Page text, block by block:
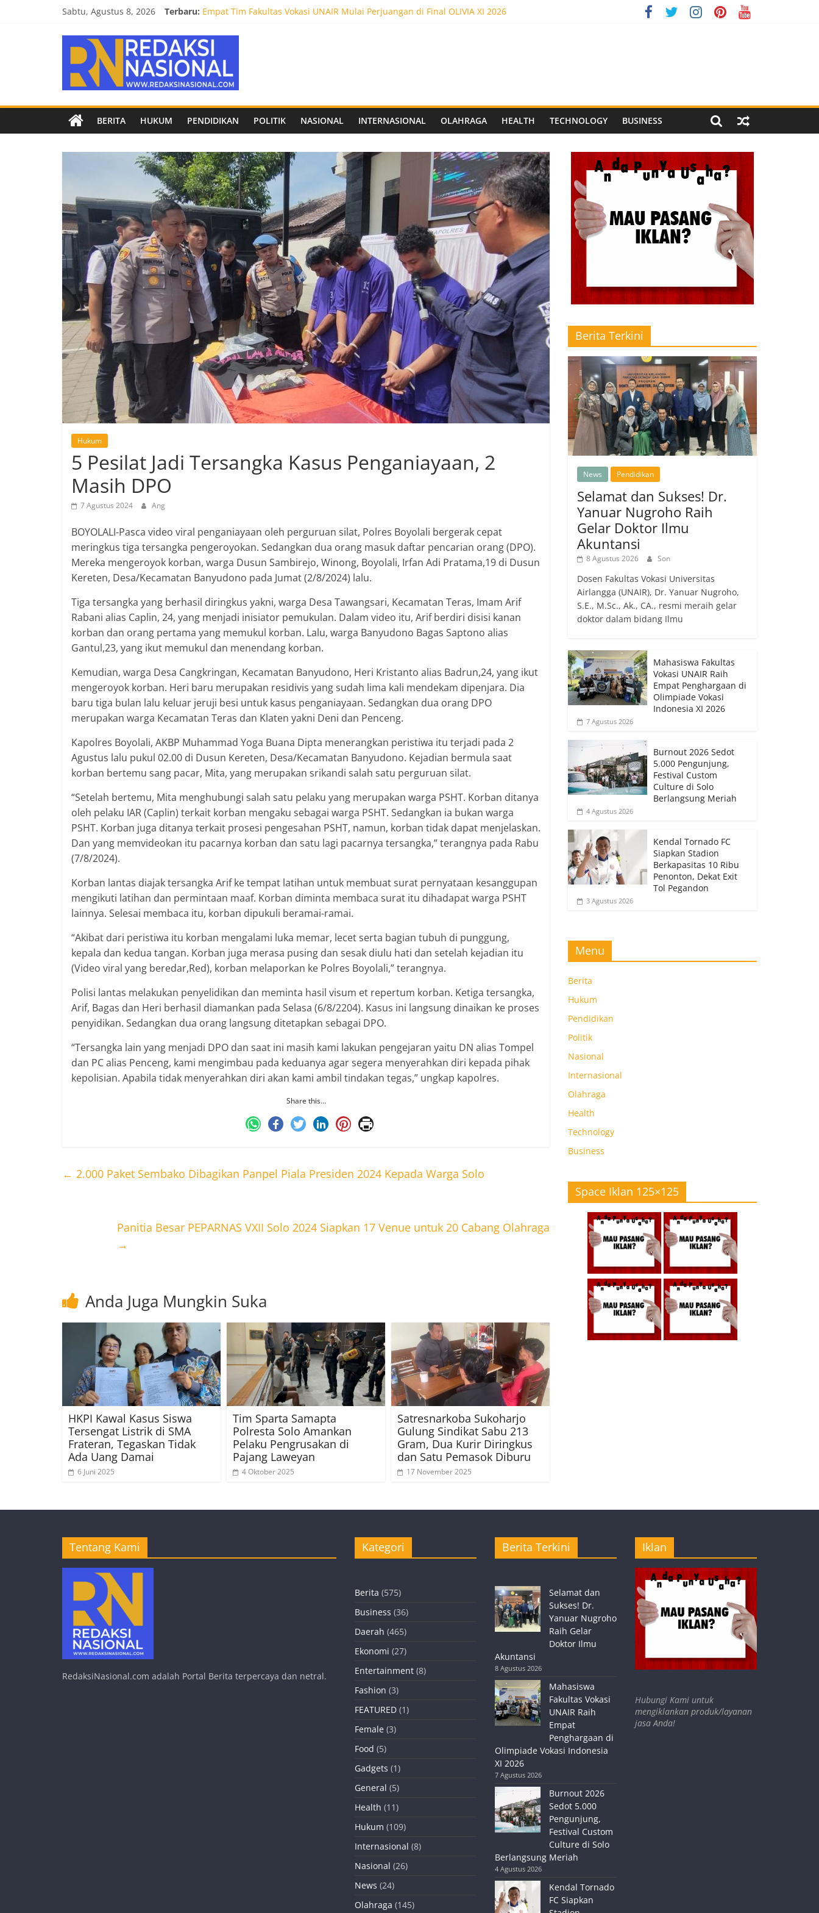
Sabtu, Agustus 8, 2026 Terbaru: Empat Tim Fakultas Vokasi UNAIR Mulai Perjuangan di Final OLIVIA XI 2026
Mahasiswa Fakultas Vokasi UNAIR Raih Empat Penghargaan di Olimpiade Vokasi Indonesia XI 2026
Burnout 2026 Sedot 5.000 Pengunjung, Festival Custom Culture di Solo Berlangsung Meriah
Kendal Tornado FC Siapkan Stadion Berkapasitas 10 Ribu Penonton, Dekat Exit Tol Pegandon
Redaksi
Nasional
Berita
terpercaya
netral
BERITA HUKUM PENDIDIKAN POLITIK NASIONAL INTERNASIONAL OLAHRAGA HEALTH TECHNOLOGY BUSINESS
Hukum
5 Pesilat Jadi Tersangka Kasus Penganiayaan, 2
Masih DPO
7 Agustus 2024 Ang
BOYOLALI-Pasca video viral penganiayaan oleh perguruan silat, Polres Boyolali bergerak cepat
meringkus tiga tersangka pengeroyokan. Sedangkan dua orang masuk daftar pencarian orang (DPO).
Mereka mengeroyok korban, warga Dusun Sambirejo, Winong, Boyolali, Irfan Adi Pratama,19 di Dusun
Kereten, Desa/Kecamatan Banyudono pada Jumat (2/8/2024) lalu.
Tiga tersangka yang berhasil diringkus yakni, warga Desa Tawangsari, Kecamatan Teras, Imam Arif
Rabani alias Caplin, 24, yang menjadi inisiator pemukulan. Dalam video itu, Arif berdiri disisi kanan
korban dan orang pertama yang memukul korban. Lalu, warga Banyudono Bagas Saptono alias
Gantul,23, yang ikut memukul dan menendang korban.
Kemudian, warga Desa Cangkringan, Kecamatan Banyudono, Heri Kristanto alias Badrun,24, yang ikut
mengeroyok korban. Heri baru merupakan residivis yang sudah lima kali mendekam dipenjara. Dia
baru tiga bulan lalu keluar jeruji besi untuk kasus penganiayaan. Sedangkan dua orang DPO
merupakan warga Kecamatan Teras dan Klaten yakni Deni dan Penceng.
Kapolres Boyolali, AKBP Muhammad Yoga Buana Dipta menerangkan peristiwa itu terjadi pada 2
Agustus lalu pukul 02.00 di Dusun Kereten, Desa/Kecamatan Banyudono. Kejadian bermula saat
korban bertemu sang pacar, Mita, yang merupakan srikandi salah satu perguruan silat.
“Setelah bertemu, Mita menghubungi salah satu pelaku yang merupakan warga PSHT. Korban ditanya
oleh pelaku IAR (Caplin) terkait korban mengaku sebagai warga PSHT. Sedangkan ia bukan warga
PSHT. Korban juga ditanya terkait prosesi pengesahan PSHT, namun, korban tidak dapat menjelaskan.
Dan yang memvideokan itu pacarnya korban dan satu lagi pacarnya tersangka,” terangnya pada Rabu
(7/8/2024).
Korban lantas diajak tersangka Arif ke tempat latihan untuk membuat surat pernyataan kesanggupan
mengikuti latihan dan permintaan maaf. Korban diminta membaca surat itu dihadapat warga PSHT
lainnya. Selesai membaca itu, korban dipukuli beramai-ramai.
“Akibat dari peristiwa itu korban mengalami luka memar, lecet serta bagian tubuh di punggung,
kepala dan kedua tangan. Korban juga merasa pusing dan sesak diulu hati dan setelah kejadian itu
(Video viral yang beredar,Red), korban melaporkan ke Polres Boyolali,” terangnya.
Polisi lantas melakukan penyelidikan dan meminta hasil visum et repertum korban. Ketiga tersangka,
Arif, Bagas dan Heri berhasil diamankan pada Selasa (6/8/2204). Kasus ini langsung dinaikan ke proses
penyidikan. Sedangkan dua orang langsung ditetapkan sebagai DPO.
“Tersangka lain yang menjadi DPO dan saat ini masih kami lakukan pengejaran yaitu DN alias Tompel
dan PC alias Penceng, kami mengimbau pada keduanya agar segera menyerahkan diri kepada pihak
kepolisian. Apabila tidak menyerahkan diri akan kami ambil tindakan tegas,” ungkap kapolres.
Share this…
← 2.000 Paket Sembako Dibagikan Panpel Piala Presiden 2024 Kepada Warga Solo
Panitia Besar PEPARNAS VXII Solo 2024 Siapkan 17 Venue untuk 20 Cabang Olahraga
→
Anda Juga Mungkin Suka
HKPI Kawal Kasus Siswa
Tersengat Listrik di SMA
Frateran, Tegaskan Tidak
Ada Uang Damai
6 Juni 2025
Tim Sparta Samapta
Polresta Solo Amankan
Pelaku Pengrusakan di
Pajang Laweyan
4 Oktober 2025
Satresnarkoba Sukoharjo
Gulung Sindikat Sabu 213
Gram, Dua Kurir Diringkus
dan Satu Pemasok Diburu
17 November 2025
Berita Terkini
News Pendidikan
Selamat dan Sukses! Dr.
Yanuar Nugroho Raih
Gelar Doktor Ilmu
Akuntansi
8 Agustus 2026 Son
Dosen Fakultas Vokasi Universitas
Airlangga (UNAIR), Dr. Yanuar Nugroho,
S.E., M.Sc., Ak., CA., resmi meraih gelar
doktor dalam bidang Ilmu
Mahasiswa Fakultas
Vokasi UNAIR Raih
Empat Penghargaan di
Olimpiade Vokasi
Indonesia XI 2026
7 Agustus 2026
Burnout 2026 Sedot
5.000 Pengunjung,
Festival Custom
Culture di Solo
Berlangsung Meriah
4 Agustus 2026
Kendal Tornado FC
Siapkan Stadion
Berkapasitas 10 Ribu
Penonton, Dekat Exit
Tol Pegandon
3 Agustus 2026
Menu
Berita
Hukum
Pendidikan
Politik
Nasional
Internasional
Olahraga
Health
Technology
Business
Space Iklan 125×125
Tentang Kami
RedaksiNasional.com adalah Portal Berita terpercaya dan netral.
Kategori
Berita (575)
Business (36)
Daerah (465)
Ekonomi (27)
Entertainment (8)
Fashion (3)
FEATURED (1)
Female (3)
Food (5)
Gadgets (1)
General (5)
Health (11)
Hukum (109)
Internasional (8)
Nasional (26)
News (24)
Olahraga (145)
Berita Terkini
Selamat dan
Sukses! Dr.
Yanuar Nugroho
Raih Gelar
Doktor Ilmu
Akuntansi
8 Agustus 2026
Mahasiswa
Fakultas Vokasi
UNAIR Raih
Empat
Penghargaan di
Olimpiade Vokasi Indonesia
XI 2026
7 Agustus 2026
Burnout 2026
Sedot 5.000
Pengunjung,
Festival Custom
Culture di Solo
Berlangsung Meriah
4 Agustus 2026
Kendal Tornado
FC Siapkan
Iklan
Hubungi Kami untuk
mengiklankan produk/layanan
jasa Anda!